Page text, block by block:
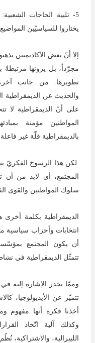
5- تلبية الحاجات
يختاروا للسياسيّين
إلا أنّ بعض الأكاديميين
مجرّداً، بل يرونها
تطويرها. من جانب
والحديث عن الديمقراطية
على أنّ الديمقراطية لا
المواطنين مؤمنة
بالديمقراطية قلّة غير
لكن هذا الرسوخ الفكريّ
المجتمع، أي لابد من أن
سلوك المواطنين والقوى
الديمقراطية بكلمة
انتخابات وأحزاب سياسية
أن يكون المجتمع
تتمثّل الديمقراطية في
وممّا يجدر الإشارة إليه
تتميّز عن الأيديولوجيا،
أخذنا فكرة أنها
وكذلك آلية اتّخاذ
الليبرالية،